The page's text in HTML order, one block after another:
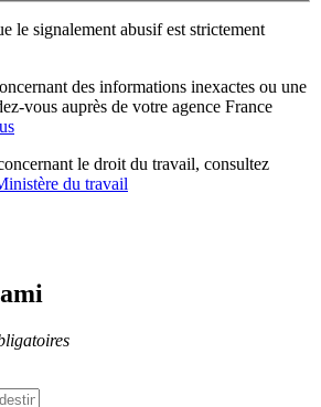
le signalement abusif est strictement
des informations inexactes ou une
vous auprès de votre agence France
le droit du travail, consultez
du travail